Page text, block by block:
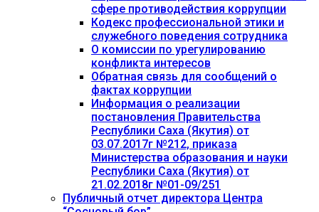
сфере противодействия коррупции
Кодекс профессиональной этики и
служебного поведения сотрудника
О комиссии по урегулированию
конфликта интересов
Обратная связь для сообщений о
фактах коррупции
Информация о реализации
постановления Правительства
Республики Саха (Якутия) от
03.07.2017г №212, приказа
Министерства образования и науки
Республики Саха (Якутия) от
21.02.2018г №01-09/251
Публичный отчет директора Центра